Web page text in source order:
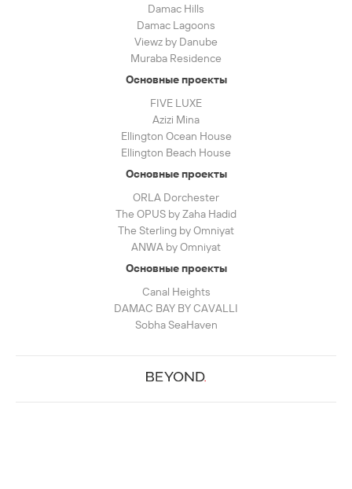
Damac Hills
Damac Lagoons
Viewz by Danube
Muraba Residence
Основные проекты
FIVE LUXE
Azizi Mina
Ellington Ocean House
Ellington Beach House
Основные проекты
ORLA Dorchester
The OPUS by Zaha Hadid
The Sterling by Omniyat
ANWA by Omniyat
Основные проекты
Canal Heights
DAMAC BAY BY CAVALLI
Sobha SeaHaven